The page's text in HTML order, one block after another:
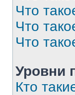
Что
Что
Что
Уровни
Кто